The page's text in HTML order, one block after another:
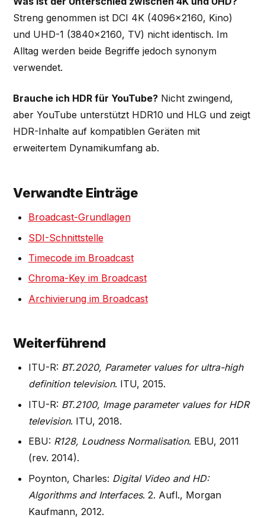
Streng genommen ist DCI 4K (4096×2160, Kino)
und UHD-1 (3840×2160, TV) nicht identisch. Im
Alltag werden beide Begriffe jedoch synonym
verwendet.
Brauche ich HDR für YouTube? Nicht zwingend,
aber YouTube unterstützt HDR10 und HLG und zeigt
HDR-Inhalte auf kompatiblen Geräten mit
erweitertem Dynamikumfang ab.
Verwandte Einträge
Broadcast-Grundlagen
SDI-Schnittstelle
Timecode im Broadcast
Chroma-Key im Broadcast
Archivierung im Broadcast
Weiterführend
ITU-R: BT.2020, Parameter values for ultra-high
definition television. ITU, 2015.
ITU-R: BT.2100, Image parameter values for HDR
television. ITU, 2018.
EBU: R128, Loudness Normalisation. EBU, 2011
(rev. 2014).
Poynton, Charles: Digital Video and HD:
Algorithms and Interfaces. 2. Aufl., Morgan
Kaufmann, 2012.